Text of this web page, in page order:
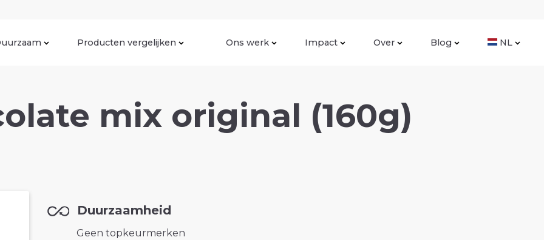
Producten vergelijken Ons werk Impact Over Blog NL
mix original (160g)
Duurzaamheid
Geen topkeurmerken